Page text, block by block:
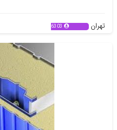
تهران 6303